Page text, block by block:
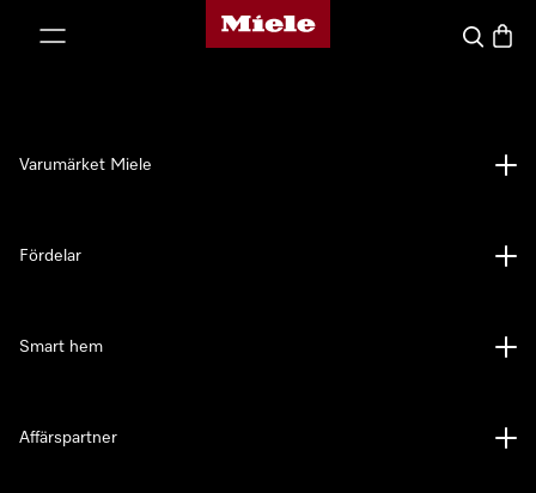
Mieles hemsida
Sök
Varumärket Miele
Fördelar
Smart hem
Affärspartner